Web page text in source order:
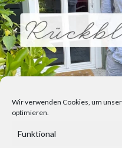
Wir verwenden Cookies, um
optimieren.
Funktional